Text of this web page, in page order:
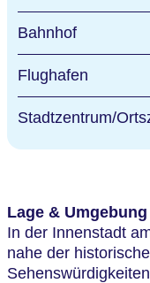
Bahnhof
Flughafen
Stadtzentrum/
Lage & Umgebung
In der Innenstadt
nahe der